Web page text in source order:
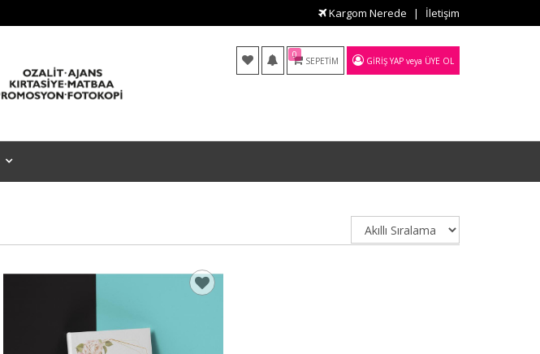
Kargom Nerede İletişim
0
SEPETIM GIRIŞ YAP veya ÜYE OL